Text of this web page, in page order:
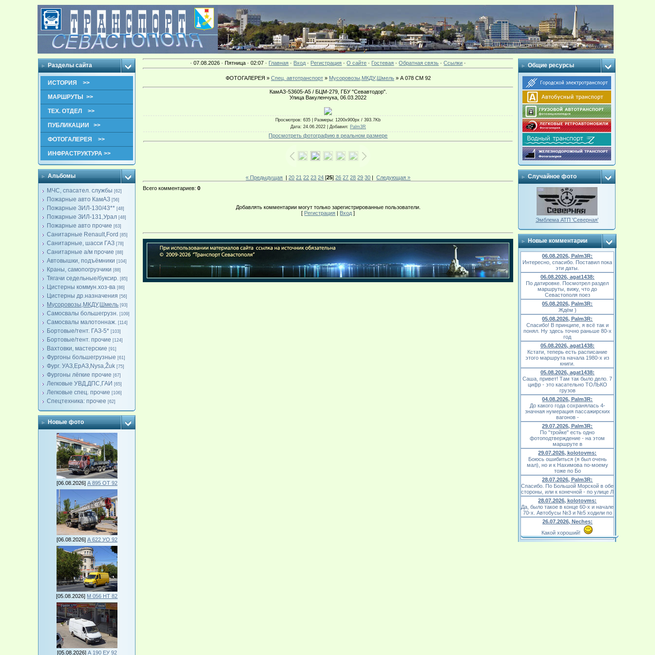
Разделы сайта
ИСТОРИЯ >>
МАРШРУТЫ >>
ТЕХ. ОТДЕЛ >>
ПУБЛИКАЦИИ >>
ФОТОГАЛЕРЕЯ >>
ИНФРАСТРУКТУРА >>
Альбомы
МЧС, спасател. службы [62]
Пожарные авто КамАЗ [56]
Пожарные ЗИЛ-130/43** [48]
Пожарные ЗИЛ-131,Урал [48]
Пожарные авто прочие [63]
Санитарные Renault,Ford [85]
Санитарные, шасси ГАЗ [78]
Санитарные а/м прочие [88]
Автовышки, подъёмники [104]
Краны, самопогрузчики [88]
Тягачи седельные/буксир. [85]
Цистерны коммун.хоз-ва [86]
Цистерны др.назначения [56]
Мусоровозы,МКДУ,Шмель [93]
Самосвалы большегрузн. [109]
Самосвалы малотоннаж. [114]
Бортовые/тент. ГАЗ-5* [103]
Бортовые/тент. прочие [124]
Вахтовки, мастерские [91]
Фургоны большегрузные [61]
Фург. УАЗ,ЕрАЗ,Nysa,Žuk [75]
Фургоны лёгкие прочие [67]
Легковые УВД,ДПС,ГАИ [65]
Легковые спец. прочие [106]
Спецтехника: прочее [62]
Новые фото
[06.08.2026] А 895 ОТ 92
[06.08.2026] А 622 УО 92
[05.08.2026] М 056 НТ 82
[05.08.2026] А 190 ЕУ 92
· 07.08.2026 · Пятница · 02:07 · Главная · Вход · Регистрация ·О сайте · Гостевая ·Обратная связь ·Ссылки ·
ФОТОГАЛЕРЕЯ » Спец. автотранспорт» Мусоровозы,МКДУ,Шмель» А 078 СМ 92
КамАЗ-53605-А5 / БЦМ-279, ГБУ "Севавтодор".
Улица Вакуленчука, 06.03.2022
Просмотров: 635 | Размеры: 1200x900px / 393.7Kb
Дата: 24.06.2022 | Добавил: Palm3R
Просмотреть фотографию в реальном размере
« Предыдущая |20 21 22 23 24 [25]26 27 28 29 30 |Следующая »
Всего комментариев:0
Добавлять комментарии могут только зарегистрированные пользователи.
[ Регистрация | Вход ]
Общие ресурсы
Случайное фото
Эмблема АТП 'Северная'
Новые комментарии
06.08.2026, Palm3R:
Интересно, спасибо. Поставил пока
эти даты.
06.08.2026, agat1438:
По датировке. Посмотрел раздел
маршруты, вижу, что до
Севастополя поез
05.08.2026, Palm3R:
Ждём )
05.08.2026, Palm3R:
Спасибо! В принципе, я всё так и
понял. Ну здесь точно раньше 80-х
год
05.08.2026, agat1438:
Кстати, теперь есть расписание
этого маршрута начала 1980-х из
книги.
05.08.2026, agat1438:
Саша, привет! Там так было дело. 7
цифр - это касательно ТОЛЬКО
грузов
04.08.2026, Palm3R:
До какого года сохранялась 4-
значная нумерация пассажирских
вагонов -
29.07.2026, Palm3R:
По "тройке" есть одно
фотоподтверждение - на этом
маршруте в
29.07.2026, kolotovms:
Боюсь ошибиться (я был очень
мал), но и к Нахимова по-моему
тоже по Бо
28.07.2026, Palm3R:
Спасибо. По Большой Морской в обе
стороны, или к конечной - по улице Л
28.07.2026, kolotovms:
Да, было такое в конце 60-х и начале
70-х. Автобусы №3 и №5 ходили по
26.07.2026, Neches:
Какой хороший!